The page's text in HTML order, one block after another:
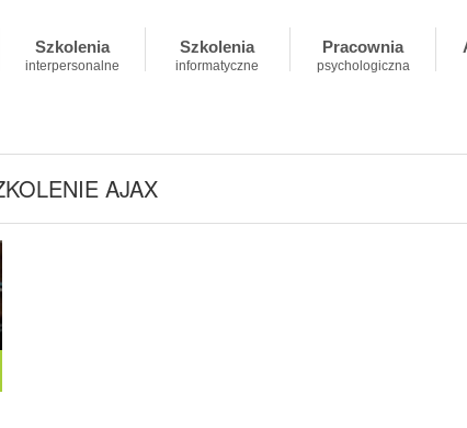
Szkolenia
interpersonalne
Szkolenia
informatyczne
Pracownia
psychologiczna
AJAX